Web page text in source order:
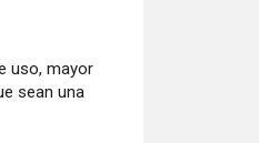
uso, mayor
sean una